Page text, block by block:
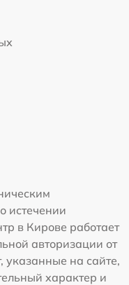
истечении
в Кирове работает
авторизации от
указанные на сайте,
характер и